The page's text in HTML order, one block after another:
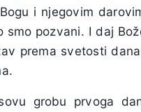
i njegovim
smo pozvani. I daj
prema svetosti
grobu prvoga